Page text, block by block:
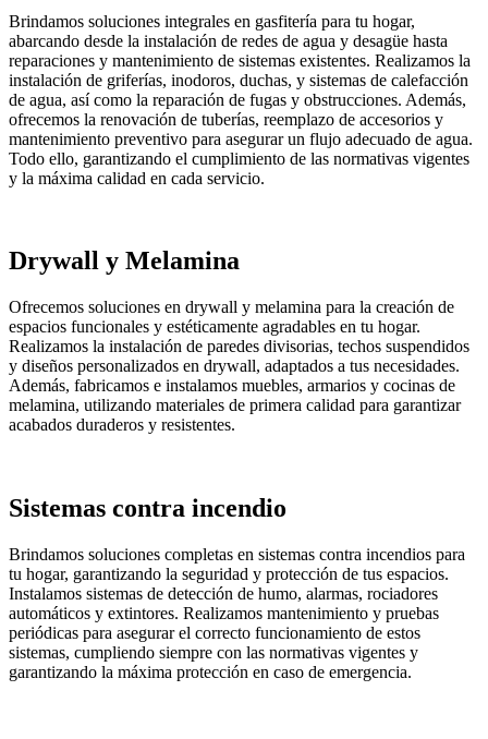
Brindamos soluciones integrales en gasfitería para tu hogar,
abarcando desde la instalación de redes de agua y desagüe hasta
reparaciones y mantenimiento de sistemas existentes. Realizamos la
instalación de griferías, inodoros, duchas, y sistemas de calefacción
de agua, así como la reparación de fugas y obstrucciones. Además,
ofrecemos la renovación de tuberías, reemplazo de accesorios y
mantenimiento preventivo para asegurar un flujo adecuado de agua.
Todo ello, garantizando el cumplimiento de las normativas vigentes
y la máxima calidad en cada servicio.
Drywall y Melamina
Ofrecemos soluciones en drywall y melamina para la creación de
espacios funcionales y estéticamente agradables en tu hogar.
Realizamos la instalación de paredes divisorias, techos suspendidos
y diseños personalizados en drywall, adaptados a tus necesidades.
Además, fabricamos e instalamos muebles, armarios y cocinas de
melamina, utilizando materiales de primera calidad para garantizar
acabados duraderos y resistentes.
Sistemas contra incendio
Brindamos soluciones completas en sistemas contra incendios para
tu hogar, garantizando la seguridad y protección de tus espacios.
Instalamos sistemas de detección de humo, alarmas, rociadores
automáticos y extintores. Realizamos mantenimiento y pruebas
periódicas para asegurar el correcto funcionamiento de estos
sistemas, cumpliendo siempre con las normativas vigentes y
garantizando la máxima protección en caso de emergencia.